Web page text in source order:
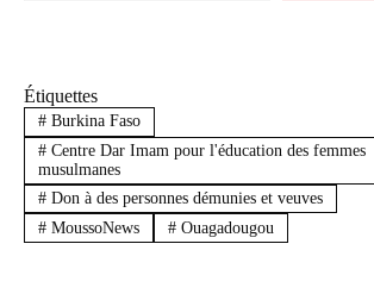
Étiquettes
#Burkina Faso
#Centre Dar Imam pour l'éducation des femmes
musulmanes
#Don à des personnes démunies et veuves
#MoussoNews #Ouagadougou